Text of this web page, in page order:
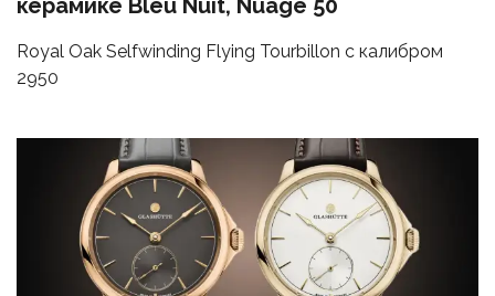
керамике Bleu Nuit, Nuage 50
Royal Oak Selfwinding Flying Tourbillon с калибром
2950